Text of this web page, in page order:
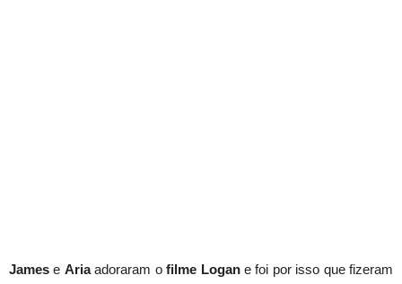
James e Ariaadoraram ofilme Logane foi por isso que fizeram